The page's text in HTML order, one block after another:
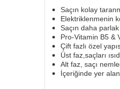
Saçın kolay
Elektriklenmenin
Saçın daha
Pro-Vitamin B5 &
Çift fazlı özel
Üst faz,saçları
Alt faz, saçı
İçeriğinde yer